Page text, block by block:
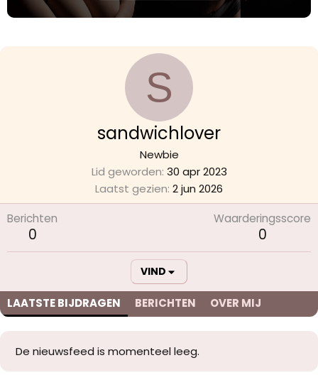
S
sandwichlover
Newbie
Lid geworden 30 apr 2023
Laatst gezien 2 jun 2026
Berichten
0
Waarderingsscore
0
VIND
LAATSTE BIJDRAGEN BERICHTEN OVER MIJ
De nieuwsfeed is momenteel leeg.